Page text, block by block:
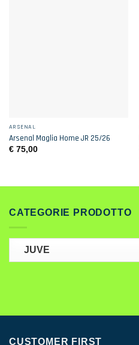
ARSENAL
Arsenal Maglia Home JR 25/26
€75,00
CATEGORIE PRODOTTO
CUSTOMER FIRST